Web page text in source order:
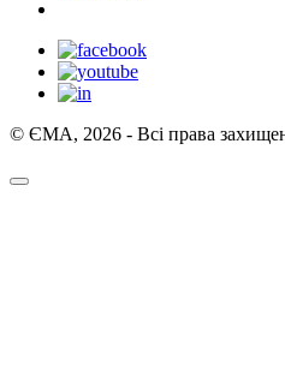
© ЄМА, 2026 - Всі права